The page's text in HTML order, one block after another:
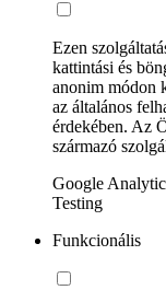
Ezen
kattintási és
anonim módon
az általános
érdekében. Az
származó
Google
Testing
Funkcionális